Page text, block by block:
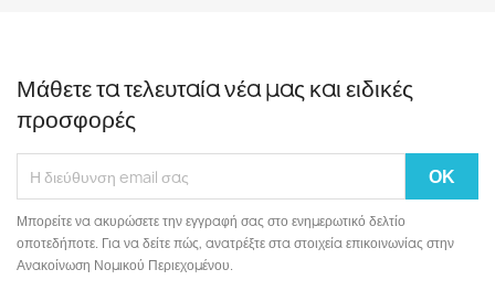
Μάθετε τα τελευταία νέα μας και ειδικές
προσφορές
Μπορείτε να ακυρώσετε την εγγραφή σας στο ενημερωτικό δελτίο
οποτεδήποτε. Για να δείτε πώς, ανατρέξτε στα στοιχεία επικοινωνίας στην
Ανακοίνωση Νομικού Περιεχομένου.